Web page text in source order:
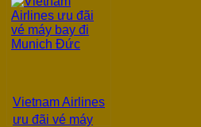
Vietnam Airlines
ưu đãi vé máy